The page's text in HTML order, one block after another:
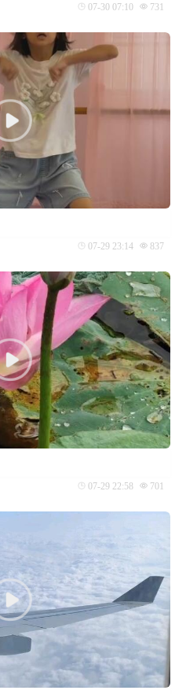
07-30 07:10 731
07-29 23:14 837
07-29 22:58 701